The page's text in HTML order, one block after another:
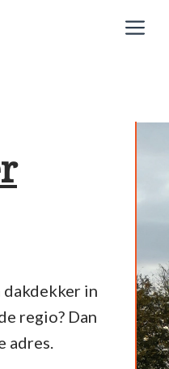
dakdekker in
regio? Dan
adres.